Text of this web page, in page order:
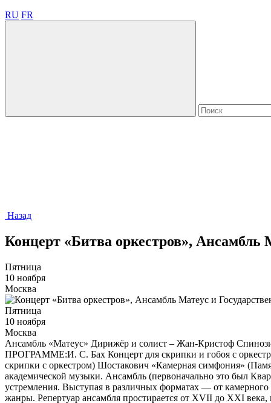
RU FR
Назад
Концерт «Битва оркестров», Ансамбль
Пятница
10 ноября
Москва
Пятница
10 ноября
Москва
Ансамбль «Матеус» Дирижёр и солист – Жан-Кристоф
ПРОГРАММЕ:И. С. Бах Концерт для скрипки и гобоя с
скрипки с оркестром) Шостакович «Камерная симфония»
академической музыки. Ансамбль (первоначально это был
устремления. Выступая в различных форматах — от
жанры. Репертуар ансамбля простирается от XVII до XXI